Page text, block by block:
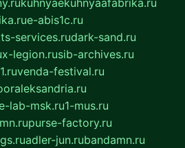
e-abis1c.ru
services.rudark-sand.ru
x-legion.rusib-archives.ru
venda-festival.ru
lab-msk.ru1-mus.ru
purse-factory.ru
adler-jun.rubandamn.ru